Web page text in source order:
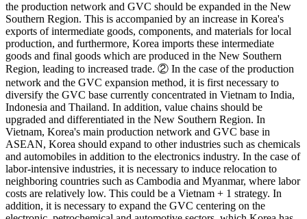
the production network and GVC should be expanded in the New
Southern Region. This is accompanied by an increase in Korea's
exports of intermediate goods, components, and materials for local
production, and furthermore, Korea imports these intermediate
goods and final goods which are produced in the New Southern
Region, leading to increased trade. ② In the case of the production
network and the GVC expansion method, it is first necessary to
diversify the GVC base currently concentrated in Vietnam to India,
Indonesia and Thailand. In addition, value chains should be
upgraded and differentiated in the New Southern Region. In
Vietnam, Korea's main production network and GVC base in
ASEAN, Korea should expand to other industries such as chemicals
and automobiles in addition to the electronics industry. In the case of
labor-intensive industries, it is necessary to induce relocation to
neighboring countries such as Cambodia and Myanmar, where labor
costs are relatively low. This could be a Vietnam + 1 strategy. In
addition, it is necessary to expand the GVC centering on the